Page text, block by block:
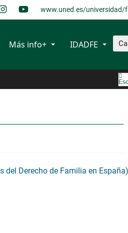
www.uned.es/universidad/
Más info+ IDADFE
del Derecho de Familia en